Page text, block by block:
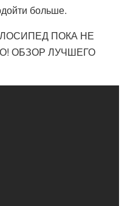
больше.
ПОКА НЕ
ОБЗОР ЛУЧШЕГО